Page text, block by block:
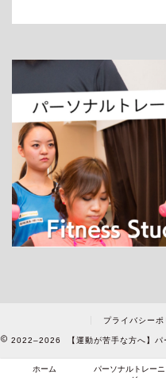
プライバシーポ
2022–2026 【運動が苦手な方へ】パ
ホーム
パーソナルトレーニ
パー